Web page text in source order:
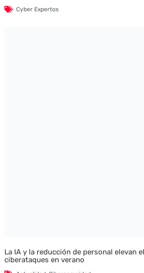
Cyber Expertos
La IA y la reducción de personal elevan
ciberataques en verano